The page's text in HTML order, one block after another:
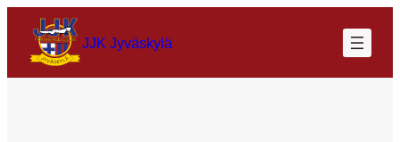
JJK Jyväskylä